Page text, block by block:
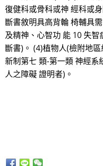
復健科或骨科或神 經科或
斷書敘明具高背輪 椅輔具
及精神、心智功 能 10 失
斷書)。 (4)植物人(檢附地
新制第七 類-第一類 神經
人之障礙 證明者)。